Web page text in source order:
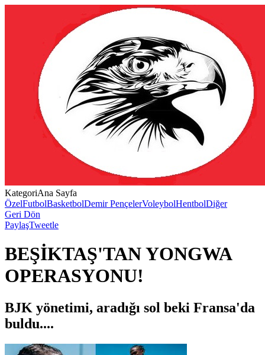
KategoriAna Sayfa
ÖzelFutbolBasketbolDemir PençelerVoleybolHentbolDiğer
Geri Dön
PaylaşTweetle
BEŞİKTAŞ'TAN YONGWA
OPERASYONU!
BJK yönetimi, aradığı sol beki Fransa'da
buldu....